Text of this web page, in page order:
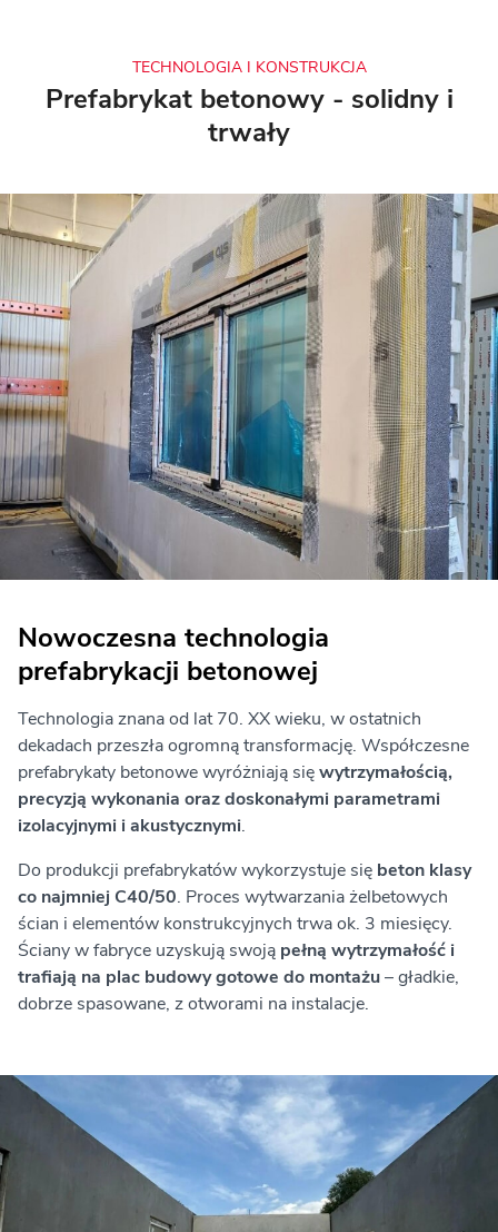
TECHNOLOGIA I KONSTRUKCJA
Prefabrykat betonowy - solidny i
trwały
Nowoczesna technologia
prefabrykacji betonowej
Technologia znana od lat 70. XX wieku, w ostatnich
dekadach przeszła ogromną transformację. Współczesne
prefabrykaty betonowe wyróżniają sięwytrzymałością,
precyzją wykonania oraz doskonałymi parametrami
izolacyjnymi i akustycznymi.
Do produkcji prefabrykatów wykorzystuje się beton klasy
co najmniej C40/50. Proces wytwarzania żelbetowych
ścian i elementów konstrukcyjnych trwa ok. 3 miesięcy.
Ściany w fabryce uzyskują swoją pełną wytrzymałość i
trafiają na plac budowy gotowe do montażu– gładkie,
dobrze spasowane, z otworami na instalacje.